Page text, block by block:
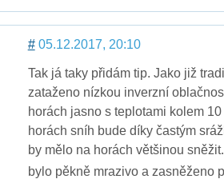
#05.12.2017, 20:10
Tak já taky přidám tip. Jako již
zataženo nízkou inverzní
horách jasno s teplotami kolem
horách sníh bude díky častým
by mělo na horách většinou
bylo pěkně mrazivo a zasněženo